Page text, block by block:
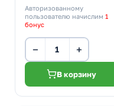
Авторизованному
пользователю начислим 1
бонус
− +
В корзину